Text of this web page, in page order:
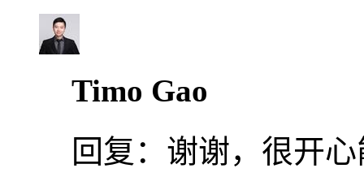
Timo Gao
回复： 谢谢，很开